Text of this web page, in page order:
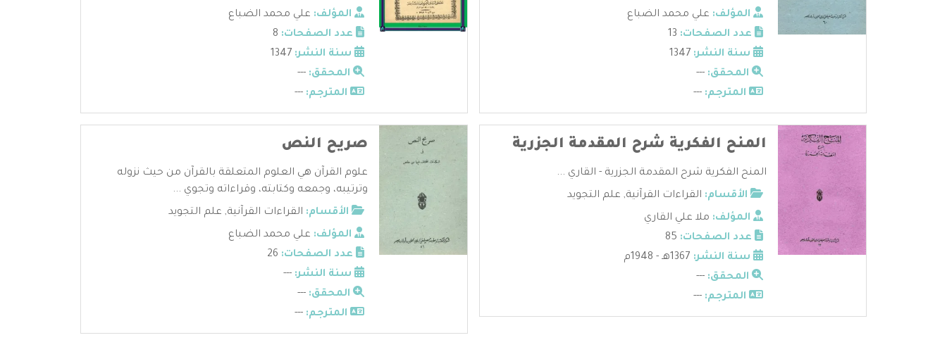
المؤلف: علي محمد الضباع
عدد الصفحات:
سنة النشر:
المحقق: ---
المترجم: ---
المؤلف: علي محمد الضباع
عدد الصفحات:
سنة النشر:
المحقق: ---
المترجم: ---
المنح الفكرية شرح المقدمة الجزرية
المنح الفكرية شرح المقدمة الجزرية - القاري ...
الأقسام: القراءات القرآنية, علم التجويد
المؤلف: ملا علي القاري
عدد الصفحات:
سنة النشر:
المحقق: ---
المترجم: ---
صريح النص
علوم القرآن هي العلوم المتعلقة بالقرآن من حيث نزوله
وترتيبه، وجمعه وكتابته، وقراءاته وتجوي ...
الأقسام: القراءات القرآنية, علم التجويد
المؤلف: علي محمد الضباع
عدد الصفحات:
سنة النشر: ---
المحقق: ---
المترجم: ---